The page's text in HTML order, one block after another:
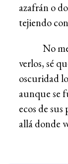
azafrán o
tejiendo
No me
verlos, sé
oscuridad
aunque se
ecos de
allá donde